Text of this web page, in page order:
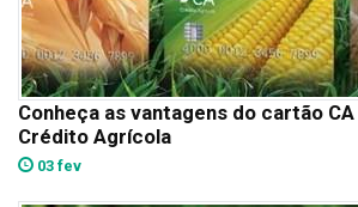
Conheça as vantagens do cartão
Crédito Agrícola
03 fev